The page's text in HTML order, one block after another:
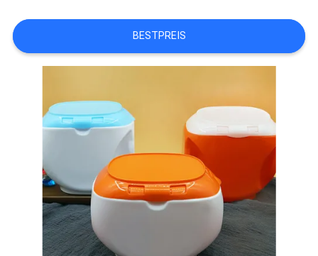
FÄLLE
SITEMAP
PRIVACY
POLICY
BESTPREIS